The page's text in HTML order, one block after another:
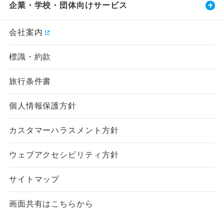
企業・学校・団体向けサービス
会社案内
標識・約款
旅行条件書
個人情報保護方針
カスタマーハラスメント方針
ウェブアクセシビリティ方針
サイトマップ
画面共有はこちらから